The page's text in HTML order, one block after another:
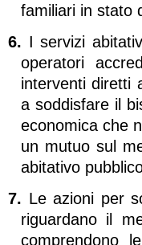
familiari in stato
6. I servizi
operatori
interventi diretti
a soddisfare il
economica che
un mutuo sul
abitativo
7. Le azioni per
riguardano il
comprendono